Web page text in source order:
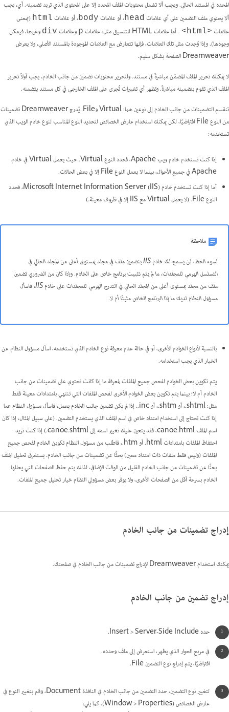
المحدد في المستند الحالي. ويجب ألا تشمل محتويات الملف المحدد إلا على المحتوى الذي تريد تضمينه. أي، يجب
ألا يحتوي ملف التضمين على أي علامات head، أو علامات body، أو علامات html (بمعنى
علامات <html> - أما علامات HTML للتنسيق مثل: علامات p وعلامات div وغيرها، فيمكن
وجودها). وإذا وُجدت مثل تلك العلامات، فإنها تتعارض مع العلامات الموجودة بالمستند الأصلي، ولا يعرض
Dreamweaver الصفحة بشكل سليم.
لا يمكنك تحرير الملف المضمّن مباشرةً في مستند. ولتحرير محتويات تضمين من جانب الخادم، يجب أولاً تحرير
الملف الذي تقوم بتضمينه مباشرةً. وتظهر أي تغييرات تُجرى على الملف الخارجي في كل مستند يتضمنه.
تنقسم التضمينات من جانب الخادم إلى نوعين هما: Virtual وFile. يُدرج Dreamweaver تضمينات
من النوع File افتراضيًا، لكن يمكنك استخدام عارض الخصائص لتحديد النوع المناسب لنوع خادم الويب الذي
تستخدمه:
إذا كنت تستخدم خادم ويب Apache، فحدد النوع Virtual. حيث يعمل Virtual في خادم
Apache في جميع الأحوال، بينما لا يعمل النوع File إلا في بعض الحالات.
أما إذا كنت تستخدم خادم Microsoft Internet Information Server (IIS)‎، فحدد
النوع File. (لا يعمل Virtual مع IIS إلا في ظروف معينة.)
ملاحظة
‏‫لسوء الحظ، لن يسمح لك خادم IIS بتضمين ملف في مجلد بمستوى أعلى من المجلد الحالي في
التسلسل الهرمي للمجلدات، ما لم يتم تثبيت برنامج خاص على الخادم. وإذا كان من الضروري تضمين
ملف من مجلد بمستوى أعلى من المجلد الحالي في التدرج الهرمي للمجلدات على خادم IIS، فاسأل
مسؤول النظام لديك ما إذا البرنامج الخاص مثبتًا أم لا.
بالنسبة لأنواع الخوادم الأخرى، أو في حالة عدم معرفة نوع الخادم الذي تستخدمه، اسأل مسؤول النظام عن
الخيار الذي يجب استخدامه.
يتم تكوين بعض الخوادم لفحص جميع الملفات لمعرفة ما إذا كانت تحتوي على تضمينات من جانب
الخادم أم لا؛ بينما يتم تكوين بعض الخوادم الأخرى لفحص الملفات التي تنتهي بامتدادات معينة فقط
مثل: ‎.shtml، أو ‎.shtm، أو ‎.inc. إذا لم يكن تضمين جانب الخادم يعمل، فاسأل مسؤول النظام عما
إذا كنت تحتاج إلى استخدام امتداد خاص في اسم الملف الذي يستخدم التضمين. (على سبيل المثال، إذا كان
اسم الملف canoe.html، فقد يتعين عليك تغيير اسمه إلى canoe.shtml.) إذا كنت تريد
احتفاظ الملفات بامتدادات ‎.html أو ‎.htm، فاطلب من مسؤول النظام تكوين الخادم لفحص جميع
الملفات (وليس فقط ملفات ذات امتداد معين) بحثًا عن تضمينات من جانب الخادم. يستغرق تحليل الملف
بحثًا عن تضمينات من جانب الخادم القليل من الوقت الإضافي، لذلك يتم حفظ الصفحات التي يحللها
الخادم بسرعة أقل من الصفحات الأخرى، ولا يوفر بعض مسؤولي النظام خيار تحليل جميع الملفات.
إدراج تضمينات من جانب الخادم
يمكنك استخدام Dreamweaver لإدراج تضمينات من جانب الخادم في صفحتك.
إدراج تضمين من جانب الخادم
حدد Insert > Server-Side Include.
في مربع الحوار الذي يظهر، استعرض إلى ملف وحدده.
افتراضيًا، يتم إدراج نوع التضمين File.
لتغيير نوع التضمين، حدد التضمين من جانب الخادم في النافذة Document، وقم بتغيير النوع في
عارض الخصائص ‏(Window > Properties)، كما يلي: